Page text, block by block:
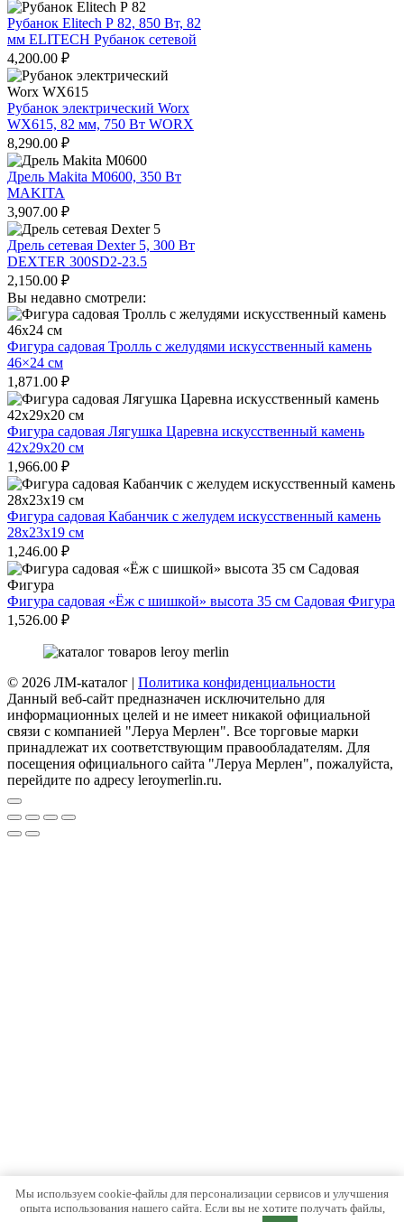
Рубанок Elitech Р 82, 850 Вт, 82
мм ELITECH Рубанок сетевой
4,200.00 ₽
Рубанок электрический Worx
WX615, 82 мм, 750 Вт WORX
8,290.00 ₽
Дрель Makita M0600, 350 Вт
MAKITA
3,907.00 ₽
Дрель сетевая Dexter 5, 300 Вт
DEXTER 300SD2-23.5
2,150.00 ₽
Вы недавно смотрели:
Фигура садовая Тролль с желудями искусственный камень
46×24 см
1,871.00 ₽
Фигура садовая Лягушка Царевна искусственный камень
42х29х20 см
1,966.00 ₽
Фигура садовая Кабанчик с желудем искусственный камень
28х23х19 см
1,246.00 ₽
Фигура садовая «Ёж с шишкой» высота 35 см Садовая Фигура
1,526.00 ₽
© 2026 ЛМ-каталог | Политика конфиденциальности
Данный веб-сайт предназначен исключительно для
информационных целей и не имеет никакой официальной
связи с компанией "Леруа Мерлен". Все торговые марки
принадлежат их соответствующим правообладателям. Для
посещения официального сайта "Леруа Мерлен", пожалуйста,
перейдите по адресу leroymerlin.ru.
Мы используем cookie-файлы для персонализации сервисов и улучшения
опыта использования нашего сайта. Если вы не хотите получать файлы,